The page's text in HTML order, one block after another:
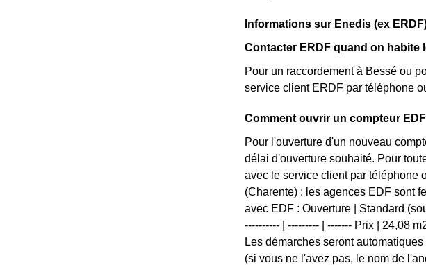
Informations sur Enedis (ex
Contacter ERDF quand on habite
Pour un raccordement à Bessé ou
service client ERDF par téléphone
Comment ouvrir un compteur
Pour l'ouverture d'un nouveau
délai d'ouverture souhaité. Pour
avec le service client par téléphone
(Charente) : les agences EDF sont
avec EDF : Ouverture | Standard
---------- | --------- | ------- Prix | 24,08
Les démarches seront
(si vous ne l'avez pas, le nom de